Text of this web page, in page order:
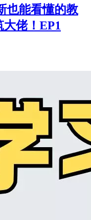
也能看懂的教
佬！EP1